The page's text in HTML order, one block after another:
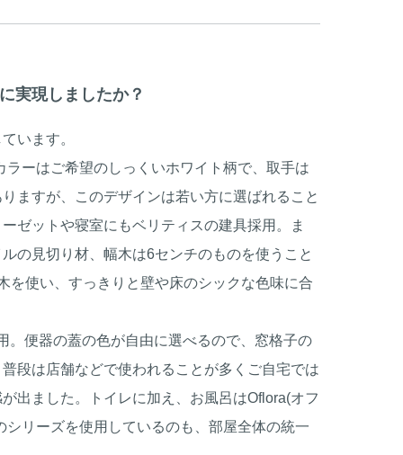
実現しましたか？
います。
ーはご希望のしっくいホワイト柄で、取手は
ますが、このデザインは若い方に選ばれること
ゼットや寝室にもベリティスの建具採用。ま
の見切り材、幅木は6センチのものを使うこと
を使い、すっきりと壁や床のシックな色味に合
。便器の蓋の色が自由に選べるので、窓格子の
段は店舗などで使われることが多くご自宅では
出ました。トイレに加え、お風呂はOflora(オフ
リーズを使用しているのも、部屋全体の統一